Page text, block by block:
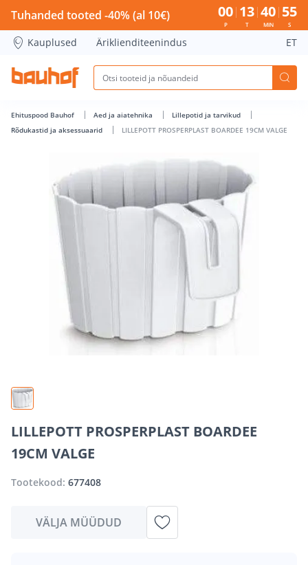
LILLEPOTT PROSPERPLAST BOARDEE 19CM VALGE -
Tuhanded tooted -40% (al 10€) 00
P
13
T
40
MIN
54
S
Kauplused Äriklienditeenindus ET
Ehituspood Bauhof Aed ja aiatehnika
Lillepotid ja tarvikud
Rõdukastid ja aksessuaarid
LILLEPOTT PROSPERPLAST BOARDEE 19CM VALGE
LILLEPOTT PROSPERPLAST BOARDEE
19CM VALGE
Tootekood: 677408
VÄLJA MÜÜDUD